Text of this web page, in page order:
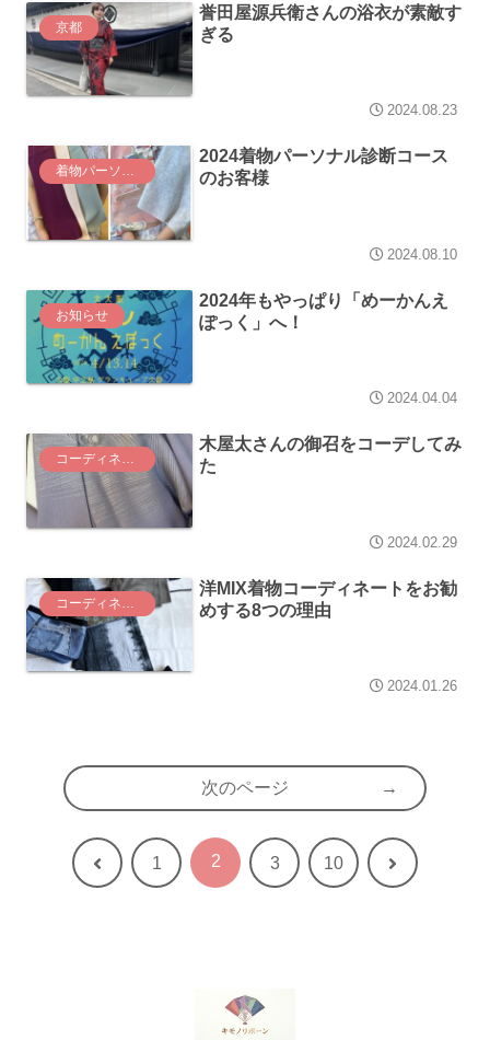
京都
誉田屋源兵衛さんの浴衣が素敵す
ぎる
2024.08.23
着物パーソナル診断コース
2024着物パーソナル診断コース
のお客様
2024.08.10
お知らせ
2024年もやっぱり「めーかんえ
ぽっく」へ！
2024.04.04
コーディネート
木屋太さんの御召をコーデしてみ
た
2024.02.29
洋MIX着物コーディネートをお勧
めする8つの理由
2024.01.26
次のページ
前 1 2 3 10 次